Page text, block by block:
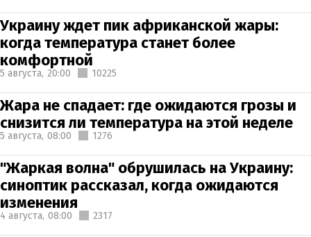
Украину ждет пик африканской жары:
когда температура станет более
комфортной
5 августа, 20:00 10225
Жара не спадает: где ожидаются грозы и
снизится ли температура на этой неделе
5 августа, 08:00 1276
"Жаркая волна" обрушилась на Украину:
синоптик рассказал, когда ожидаются
изменения
4 августа, 08:00 2317